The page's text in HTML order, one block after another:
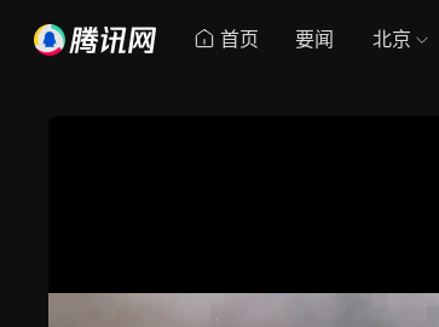
首页 要闻 北京